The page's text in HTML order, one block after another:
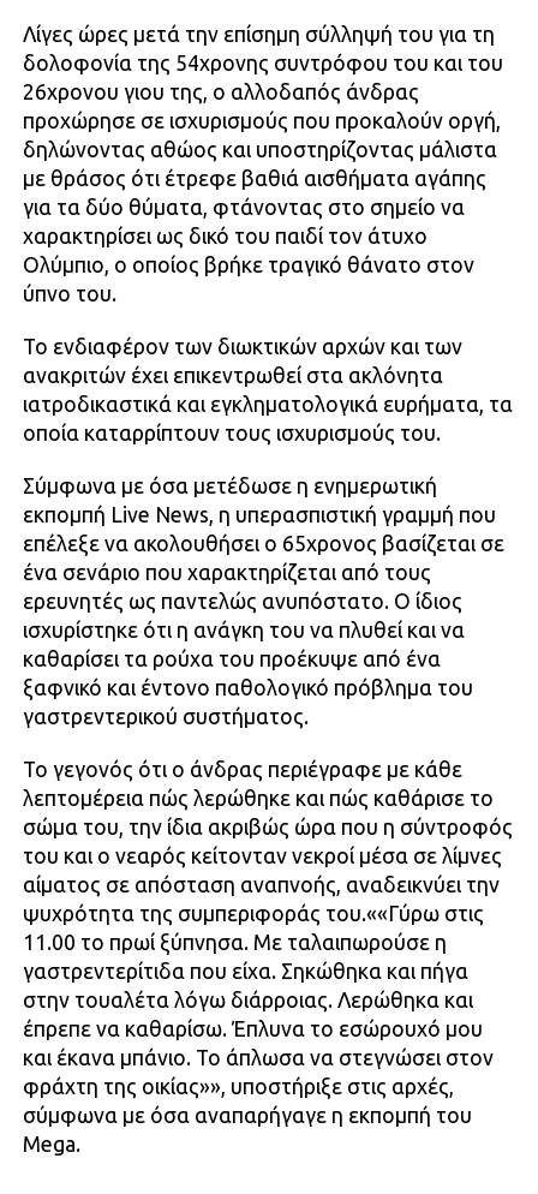
Λίγες ώρες μετά την επίσημη σύλληψή του για τη
δολοφονία της 54χρονης συντρόφου του και του
26χρονου γιου της, ο αλλοδαπός άνδρας
προχώρησε σε ισχυρισμούς που προκαλούν οργή,
δηλώνοντας αθώος και υποστηρίζοντας μάλιστα
με θράσος ότι έτρεφε βαθιά αισθήματα αγάπης
για τα δύο θύματα, φτάνοντας στο σημείο να
χαρακτηρίσει ως δικό του παιδί τον άτυχο
Ολύμπιο, ο οποίος βρήκε τραγικό θάνατο στον
ύπνο του.
Το ενδιαφέρον των διωκτικών αρχών και των
ανακριτών έχει επικεντρωθεί στα ακλόνητα
ιατροδικαστικά και εγκληματολογικά ευρήματα, τα
οποία καταρρίπτουν τους ισχυρισμούς του.
Σύμφωνα με όσα μετέδωσε η ενημερωτική
εκπομπή Live News, η υπερασπιστική γραμμή που
επέλεξε να ακολουθήσει ο 65χρονος βασίζεται σε
ένα σενάριο που χαρακτηρίζεται από τους
ερευνητές ως παντελώς ανυπόστατο. Ο ίδιος
ισχυρίστηκε ότι η ανάγκη του να πλυθεί και να
καθαρίσει τα ρούχα του προέκυψε από ένα
ξαφνικό και έντονο παθολογικό πρόβλημα του
γαστρεντερικού συστήματος.
Το γεγονός ότι ο άνδρας περιέγραφε με κάθε
λεπτομέρεια πώς λερώθηκε και πώς καθάρισε το
σώμα του, την ίδια ακριβώς ώρα που η σύντροφός
του και ο νεαρός κείτονταν νεκροί μέσα σε λίμνες
αίματος σε απόσταση αναπνοής, αναδεικνύει την
ψυχρότητα της συμπεριφοράς του.««Γύρω στις
11.00 το πρωί ξύπνησα. Με ταλαιπωρούσε η
γαστρεντερίτιδα που είχα. Σηκώθηκα και πήγα
στην τουαλέτα λόγω διάρροιας. Λερώθηκα και
έπρεπε να καθαρίσω. Έπλυνα το εσώρουχό μου
και έκανα μπάνιο. Το άπλωσα να στεγνώσει στον
φράχτη της οικίας»», υποστήριξε στις αρχές,
σύμφωνα με όσα αναπαρήγαγε η εκπομπή του
Mega.